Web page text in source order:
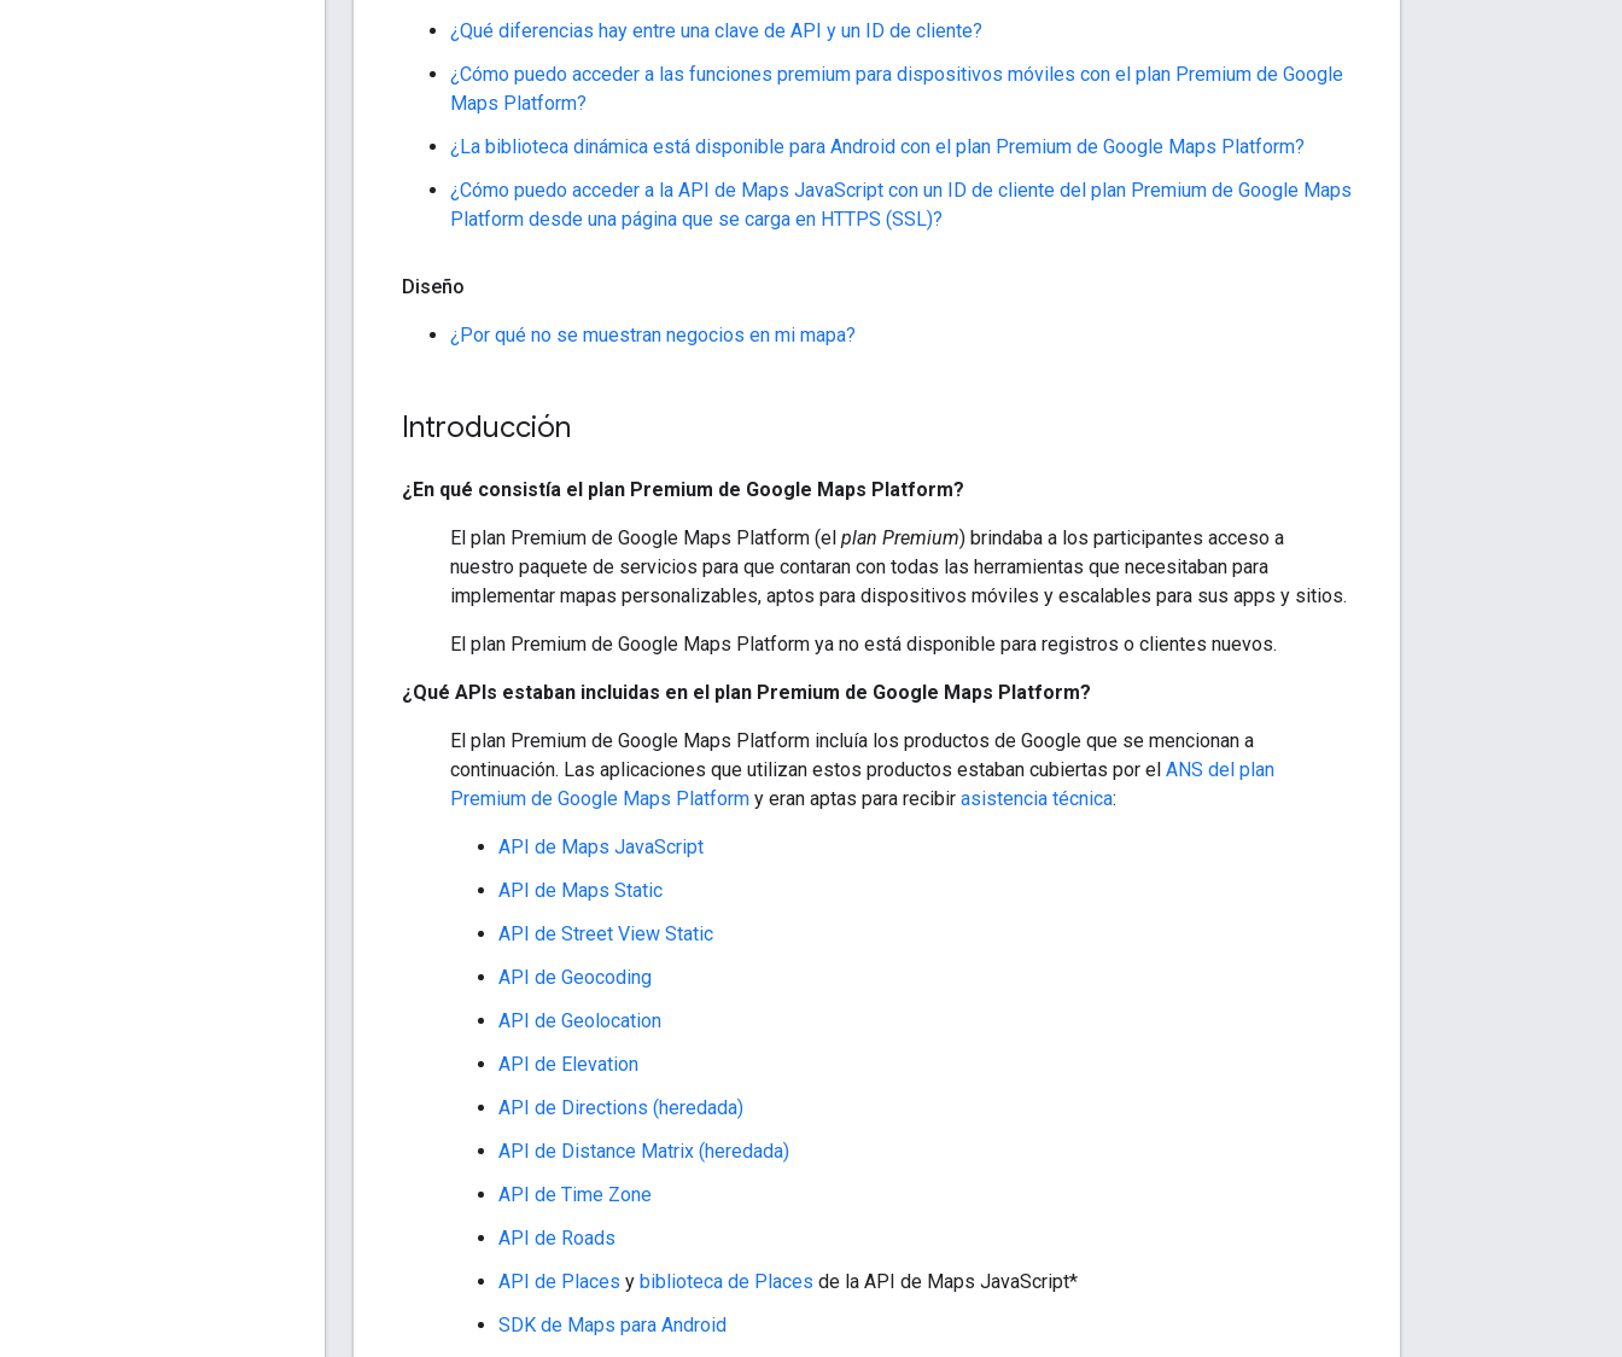
¿Qué diferencias hay entre una clave de API y un ID de cliente?
¿Cómo puedo acceder a las funciones premium para dispositivos móviles con el plan Premium de Google
Maps Platform?
¿La biblioteca dinámica está disponible para Android con el plan Premium de Google Maps Platform?
¿Cómo puedo acceder a la API de Maps JavaScript con un ID de cliente del plan Premium de Google Maps
Platform desde una página que se carga en HTTPS (SSL)?
Diseño
¿Por qué no se muestran negocios en mi mapa?
Introducción
¿En qué consistía el plan Premium de Google Maps Platform?
El plan Premium de Google Maps Platform (el plan Premium) brindaba a los participantes acceso a
nuestro paquete de servicios para que contaran con todas las herramientas que necesitaban para
implementar mapas personalizables, aptos para dispositivos móviles y escalables para sus apps y sitios.
El plan Premium de Google Maps Platform ya no está disponible para registros o clientes nuevos.
¿Qué APIs estaban incluidas en el plan Premium de Google Maps Platform?
El plan Premium de Google Maps Platform incluía los productos de Google que se mencionan a
continuación. Las aplicaciones que utilizan estos productos estaban cubiertas por el ANS del plan
Premium de Google Maps Platform y eran aptas para recibir asistencia técnica:
API de Maps JavaScript
API de Maps Static
API de Street View Static
API de Geocoding
API de Geolocation
API de Elevation
API de Directions (heredada)
API de Distance Matrix (heredada)
API de Time Zone
API de Roads
API de Places y biblioteca de Places de la API de Maps JavaScript*
SDK de Maps para Android